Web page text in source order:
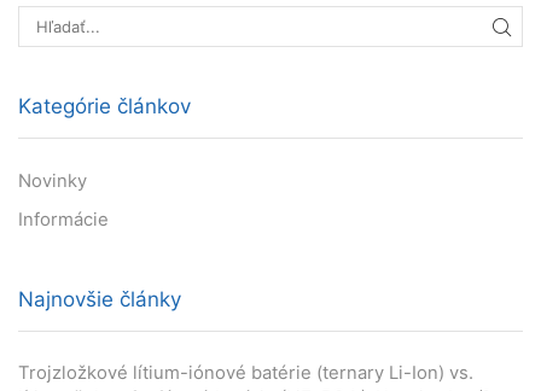
Kategórie článkov
Novinky
Informácie
Najnovšie články
Trojzložkové lítium-iónové batérie (ternary Li-Ion) vs.